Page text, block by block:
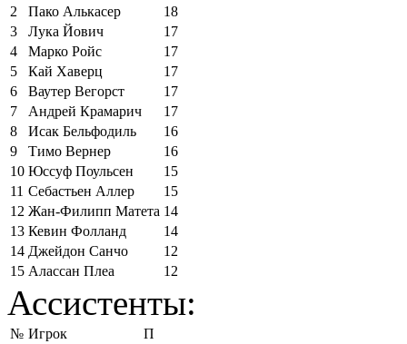
2
Пако Алькасер
18
3
Лука Йович
17
4
Марко Ройс
17
5
Кай Хаверц
17
6
Ваутер Вегорст
17
7
Андрей Крамарич
17
8
Исак Бельфодиль
16
9
Тимо Вернер
16
10 Юссуф Поульсен
15
11 Себастьен Аллер
15
12 Жан-Филипп Матета 14
13 Кевин Фолланд
14
14 Джейдон Санчо
12
15 Алассан Плеа 12
Ассистенты:
№ Игрок
П